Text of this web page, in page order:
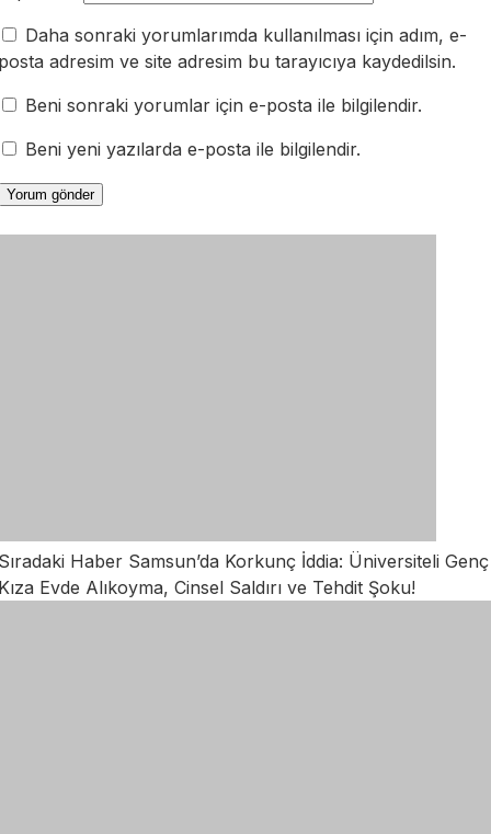
Daha sonraki yorumlarımda kullanılması için adım, e-
adresim ve site adresim bu tarayıcıya kaydedilsin.
Beni sonraki yorumlar için e-posta ile bilgilendir.
Beni yeni yazılarda e-posta ile bilgilendir.
Haber Samsun’da Korkunç İddia: Üniversiteli Genç
Evde Alıkoyma, Cinsel Saldırı ve Tehdit Şoku!